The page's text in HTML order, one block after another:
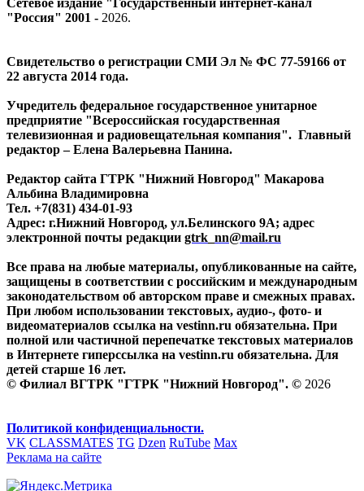
Сетевое издание "Государственный интернет-канал
"Россия" 2001 - 2026.
Свидетельство о регистрации СМИ Эл № ФС 77-59166 от
22 августа 2014 года.
Учредитель федеральное государственное унитарное
предприятие "Всероссийская государственная
телевизионная и радиовещательная компания". Главный
редактор – Елена Валерьевна Панина.
Редактор сайта ГТРК "Нижний Новгород" Макарова
Альбина Владимировна
Тел. +7(831) 434-01-93
Адрес: г.Нижний Новгород, ул.Белинского 9А; адрес
электронной почты редакции gtrk_nn@mail.ru
Все права на любые материалы, опубликованные на сайте,
защищены в соответствии с российским и международным
законодательством об авторском праве и смежных правах.
При любом использовании текстовых, аудио-, фото- и
видеоматериалов ссылка на vestinn.ru обязательна. При
полной или частичной перепечатке текстовых материалов
в Интернете гиперссылка на vestinn.ru обязательна. Для
детей старше 16 лет.
© Филиал ВГТРК "ГТРК "Нижний Новгород". © 2026
Политикой конфиденциальности.
VK CLASSMATES TG Dzen RuTube Max
Реклама на сайте